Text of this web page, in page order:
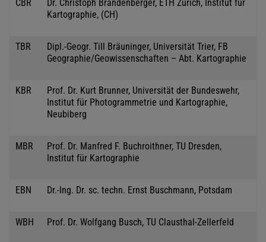
CBR
Dr. Christoph Brandenberger, ETH Zürich, Institut für
Kartographie, (CH)
TBR
Dipl.-Geogr. Till Bräuninger, Universität Trier, FB
Geographie/Geowissenschaften – Abt. Kartographie
KBR
Prof. Dr. Kurt Brunner, Universität der Bundeswehr,
Institut für Photogrammetrie und Kartographie,
Neubiberg
MBR
Prof. Dr. Manfred F. Buchroithner, TU Dresden,
Institut für Kartographie
EBN Dr.-Ing. Dr. sc. techn. Ernst Buschmann, Potsdam
WBH Prof. Dr. Wolfgang Busch, TU Clausthal-Zellerfeld